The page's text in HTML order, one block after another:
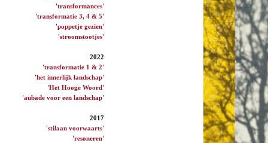
'transformances'
'transformatie 3, 4 & 5'
'poppetje gezien'
'stroomstootjes'
2022
'transformatie 1 & 2'
'het innerlijk landschap'
'Het Hooge Woord'
'aubade voor een landschap'
2017
'stilaan voorwaarts'
'resoneren'